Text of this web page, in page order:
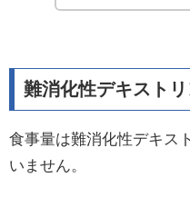
難消化性デキスト
食事量は難消化性デキス
いません。